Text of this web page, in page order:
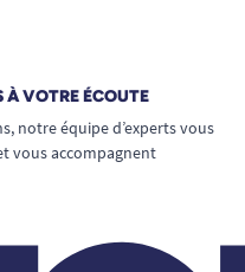
À VOTRE ÉCOUTE
notre équipe d’experts vous
vous accompagnent